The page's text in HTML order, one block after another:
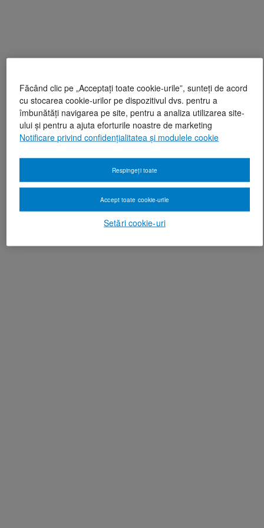
Făcând clic pe „Acceptați toate cookie-urile”, sunteți de acord
cu stocarea cookie-urilor pe dispozitivul dvs. pentru a
îmbunătăți navigarea pe site, pentru a analiza utilizarea site-
ului și pentru a ajuta eforturile noastre de marketing
Notificare privind confidențialitatea și modulele cookie
Setări cookie-uri
Respingeți toate
Accept toate cookie-urile